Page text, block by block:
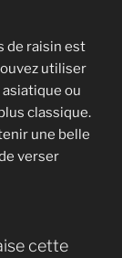
de raisin est
utiliser
ou
classique.
une belle
verser
cette